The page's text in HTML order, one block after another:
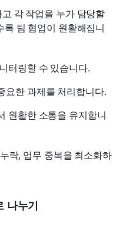
각 작업을 누가 담당할
팀 협업이 원활해집니
터링할 수 있습니다.
요한 과제를 처리합니다.
원활한 소통을 유지합니
락, 업무 중복을 최소화하
나누기